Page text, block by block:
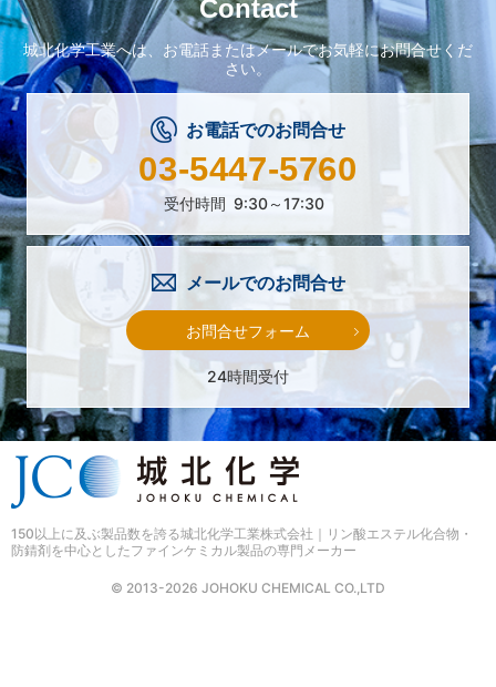
Contact
城北化学工業へは、 お電話またはメールでお気軽にお問合せくだ
さい。
お電話でのお問合せ
03-5447-5760
受付時間 9:30～17:30
メールでのお問合せ
お問合せフォーム
24時間受付
© 2013-2026 JOHOKU CHEMICAL CO.,LTD
150以上に及ぶ製品数を誇る城北化学工業株式会社｜リン酸エステル化合物・
防錆剤を中心としたファインケミカル製品の専門メーカー